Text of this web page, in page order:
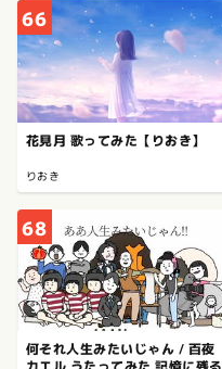
66
花見月 歌ってみた【りおき】
りおき
68
何それ人生みたいじゃん / 百夜
カエル うたってみた 記憶に残る